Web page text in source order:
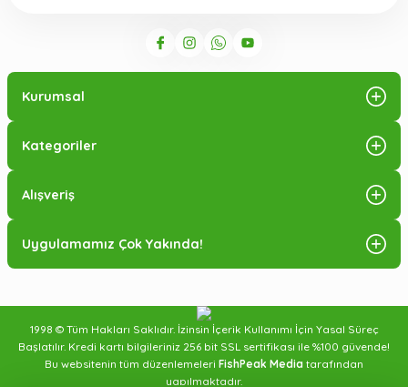
Kurumsal
Kategoriler
Alışveriş
Uygulamamız Çok Yakında!
1998 © Tüm Hakları Saklıdır. İzinsin İçerik Kullanımı İçin Yasal Süreç
Başlatılır. Kredi kartı bilgileriniz 256 bit SSL sertifikası ile %100 güvende!
Bu websitenin tüm düzenlemeleri FishPeak Media tarafından
yapılmaktadır.